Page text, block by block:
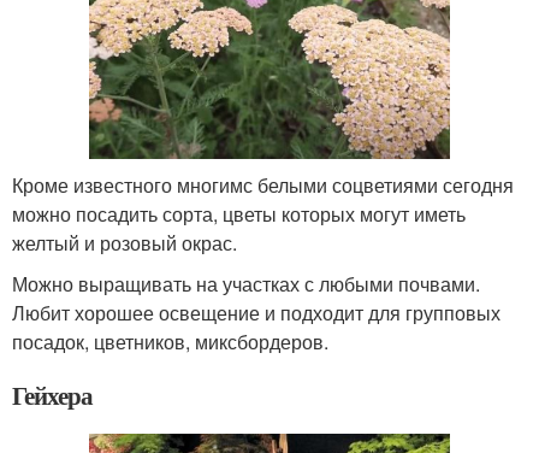
Кроме известного многимс белыми соцветиями сегодня
можно посадить сорта, цветы которых могут иметь
желтый и розовый окрас.
Можно выращивать на участках с любыми почвами.
Любит хорошее освещение и подходит для групповых
посадок, цветников, миксбордеров.
Гейхера